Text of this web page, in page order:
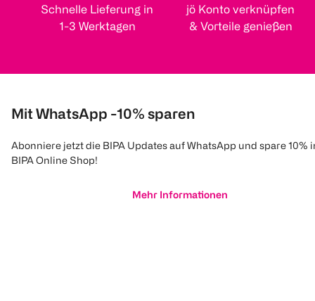
Schnelle Lieferung in
1-3 Werktagen
jö Konto verknüpfen
& Vorteile genießen
Mit WhatsApp -10% sparen
Abonniere jetzt die BIPA Updates auf WhatsApp und spare 10%
BIPA Online Shop!
Mehr Informationen